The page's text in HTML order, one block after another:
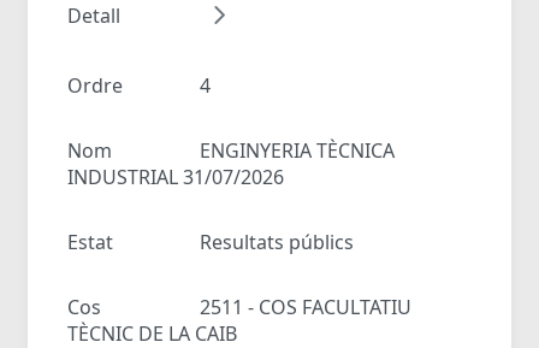
Detall
Ordre 4
Nom
ENGINYERIA TÈCNICA
INDUSTRIAL 31/07/2026
Estat Resultats públics
Cos
2511 - COS FACULTATIU
TÈCNIC DE LA CAIB